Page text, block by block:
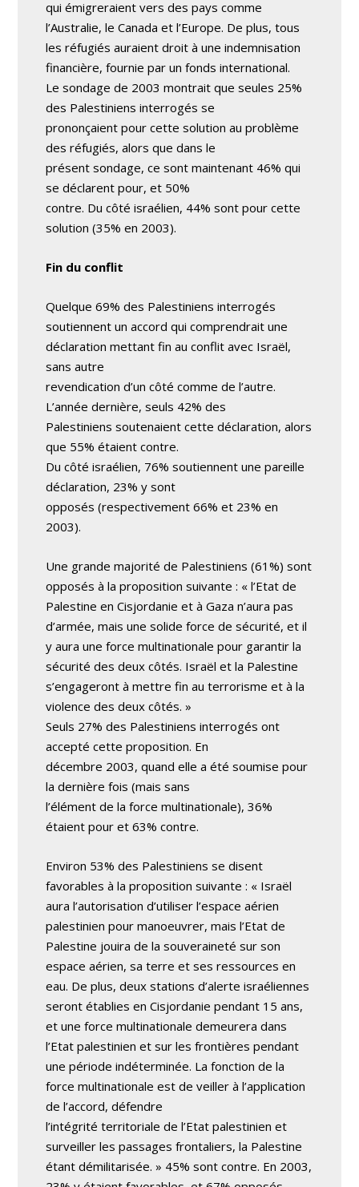
qui émigreraient vers des pays comme
l’Australie, le Canada et l’Europe. De plus, tous
les réfugiés auraient droit à une indemnisation
financière, fournie par un fonds international.
Le sondage de 2003 montrait que seules 25%
des Palestiniens interrogés se
prononçaient pour cette solution au problème
des réfugiés, alors que dans le
présent sondage, ce sont maintenant 46% qui
se déclarent pour, et 50%
contre. Du côté israélien, 44% sont pour cette
solution (35% en 2003).
Fin du conflit
Quelque 69% des Palestiniens interrogés
soutiennent un accord qui comprendrait une
déclaration mettant fin au conflit avec Israël,
sans autre
revendication d’un côté comme de l’autre.
L’année dernière, seuls 42% des
Palestiniens soutenaient cette déclaration, alors
que 55% étaient contre.
Du côté israélien, 76% soutiennent une pareille
déclaration, 23% y sont
opposés (respectivement 66% et 23% en
2003).
Une grande majorité de Palestiniens (61%) sont
opposés à la proposition suivante : « l’Etat de
Palestine en Cisjordanie et à Gaza n’aura pas
d’armée, mais une solide force de sécurité, et il
y aura une force multinationale pour garantir la
sécurité des deux côtés. Israël et la Palestine
s’engageront à mettre fin au terrorisme et à la
violence des deux côtés. »
Seuls 27% des Palestiniens interrogés ont
accepté cette proposition. En
décembre 2003, quand elle a été soumise pour
la dernière fois (mais sans
l’élément de la force multinationale), 36%
étaient pour et 63% contre.
Environ 53% des Palestiniens se disent
favorables à la proposition suivante : « Israël
aura l’autorisation d’utiliser l’espace aérien
palestinien pour manoeuvrer, mais l’Etat de
Palestine jouira de la souveraineté sur son
espace aérien, sa terre et ses ressources en
eau. De plus, deux stations d’alerte israéliennes
seront établies en Cisjordanie pendant 15 ans,
et une force multinationale demeurera dans
l’Etat palestinien et sur les frontières pendant
une période indéterminée. La fonction de la
force multinationale est de veiller à l’application
de l’accord, défendre
l’intégrité territoriale de l’Etat palestinien et
surveiller les passages frontaliers, la Palestine
étant démilitarisée. » 45% sont contre. En 2003,